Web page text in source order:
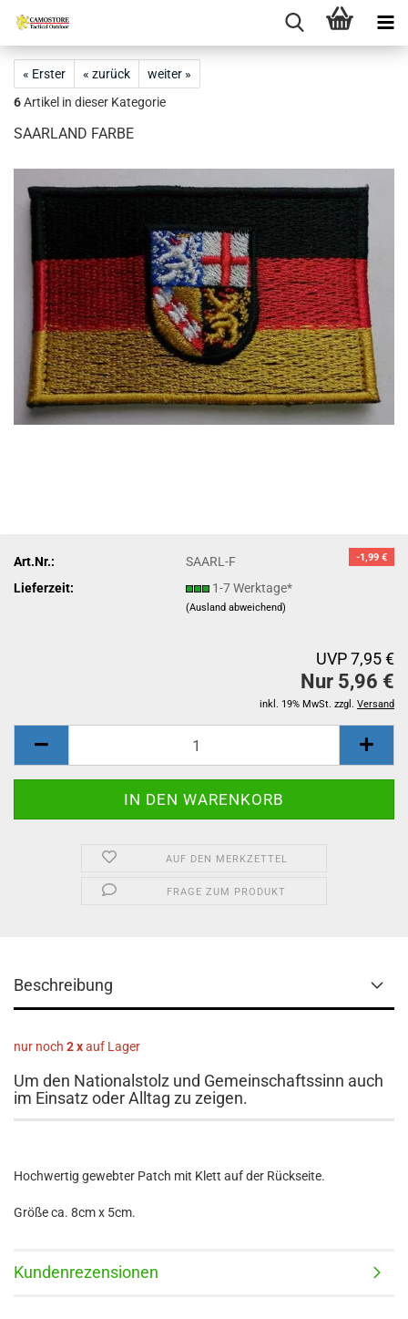
« Erster « zurück
weiter »
6Artikel in dieser Kategorie
SAARLAND FARBE
-1,99 €
Art.Nr.:
SAARL-F
Lieferzeit:
1-7 Werktage*
(Ausland abweichend)
UVP 7,95 €
Nur 5,96 €
inkl. 19% MwSt. zzgl. Versand
AUF DEN MERKZETTEL
FRAGE ZUM PRODUKT
Beschreibung
nur noch 2 xauf Lager
Um den Nationalstolz und Gemeinschaftssinn auch
im Einsatz oder Alltag zu zeigen.
Hochwertig gewebter Patch mit Klett auf der Rückseite.
Größe ca. 8cm x 5cm.
Kundenrezensionen